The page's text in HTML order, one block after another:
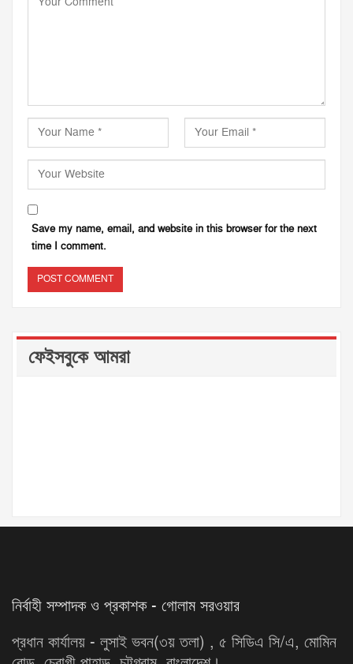
Save my name, email, and website in this browser for the next
time I comment.
ফেইসবুকে আমরা
নির্বাহী সম্পাদক ও প্রকাশক - গোলাম সরওয়ার
প্রধান কার্যালয় - লুসাই ভবন(৩য় তলা) , ৫ সিডিএ সি/এ, মোমিন